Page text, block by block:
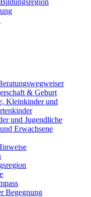
& Geburt
Kleinkinder und
und Jugendliche
Erwachsene
Begegnung